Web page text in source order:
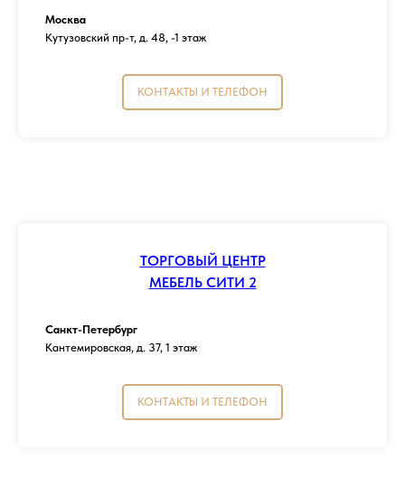
Москва
Кутузовский пр-т, д. 48, -1 этаж
КОНТАКТЫ И ТЕЛЕФОН
ТОРГОВЫЙ ЦЕНТР
МЕБЕЛЬ СИТИ 2
Санкт-Петербург
Кантемировская, д. 37, 1 этаж
КОНТАКТЫ И ТЕЛЕФОН